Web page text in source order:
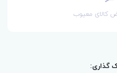
کالای معیوب
گذاری: